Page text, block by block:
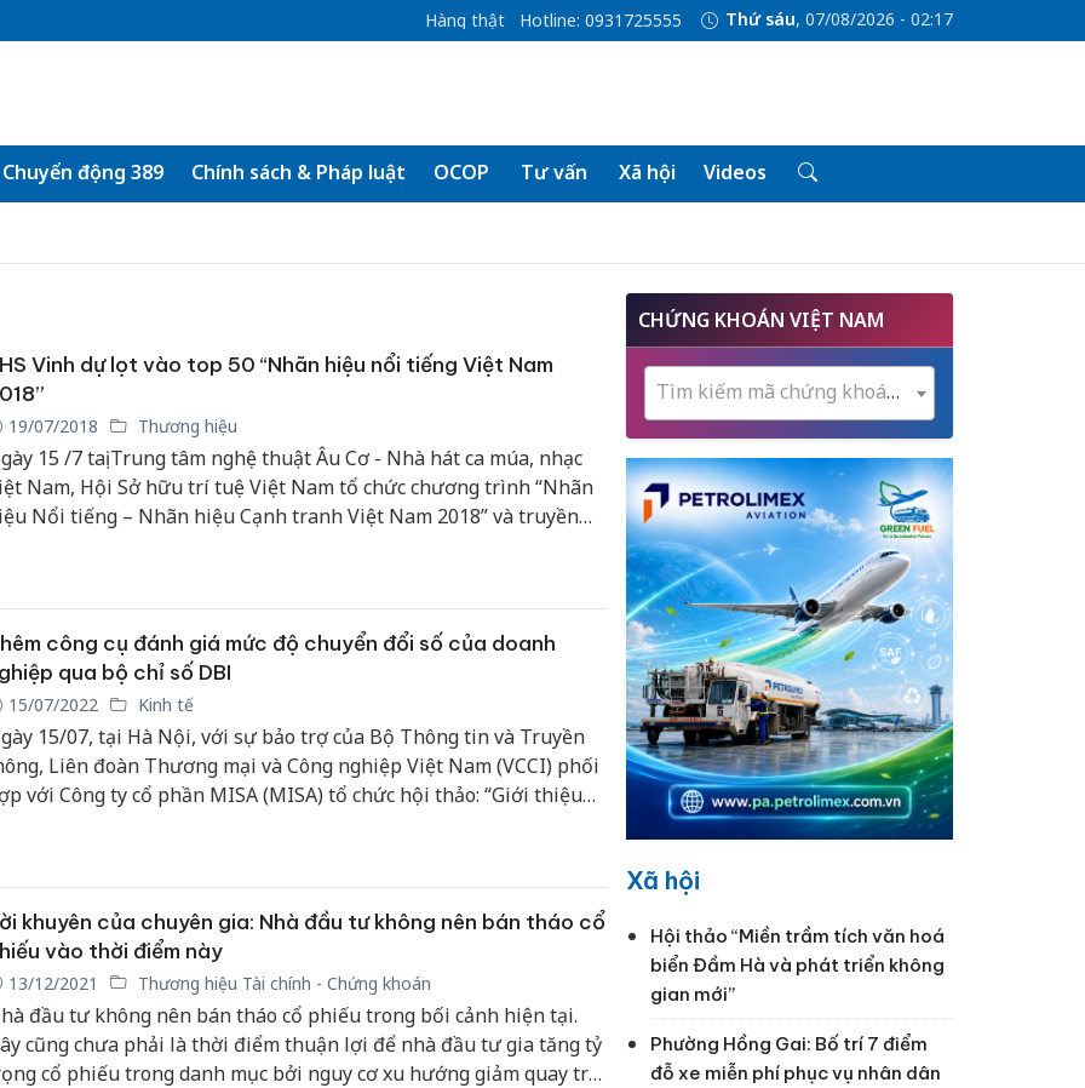
Hàng thật Hotline: 0931725555 Thứ sáu, 07/08/2026 - 02:17
Chuyển động 389 Chính sách & Pháp luật OCOP Tư vấn Xã hội Videos
Vinh dự lọt vào top 50 “Nhãn hiệu nổi tiếng Việt Nam
19/07/2018 Thương hiệu
15 /7 taị Trung tâm nghệ thuật Âu Cơ - Nhà hát ca múa, nhạc
Nam, Hội Sở hữu trí tuệ Việt Nam tổ chức chương trình “Nhãn
Nổi tiếng – Nhãn hiệu Cạnh tranh Việt Nam 2018” và truyền
50 “Nhãn hiệu Nổi tiếng Việt Nam” đã khẳng định chỗ đứng, vị
và sự uy tín thương hiệu trên thị trườngchứng khoán.
công cụ đánh giá mức độ chuyển đổi số của doanh
qua bộ chỉ số DBI
15/07/2022 Kinh tế
15/07, tại Hà Nội, với sự bảo trợ của Bộ Thông tin và Truyền
Liên đoàn Thương mại và Công nghiệp Việt Nam (VCCI) phối
với Công ty cổ phần MISA (MISA) tổ chức hội thảo: “Giới thiệu
khuyên của chuyên gia: Nhà đầu tư không nên bán tháo cổ
vào thời điểm này
13/12/2021 Thương hiệu Tài chính - Chứng khoán
đầu tư không nên bán tháo cổ phiếu trong bối cảnh hiện tại.
cũng chưa phải là thời điểm thuận lợi để nhà đầu tư gia tăng tỷ
cổ phiếu trong danh mục bởi nguy cơ xu hướng giảm quay trở
CHỨNG KHOÁN VIỆT NAM
Tìm kiếm mã chứng khoán...
Xã hội
Hội thảo “Miền trầm tích văn hoá
biển Đầm Hà và phát triển không
gian mới”
Phường Hồng Gai: Bố trí 7 điểm
đỗ xe miễn phí phục vụ nhân dân